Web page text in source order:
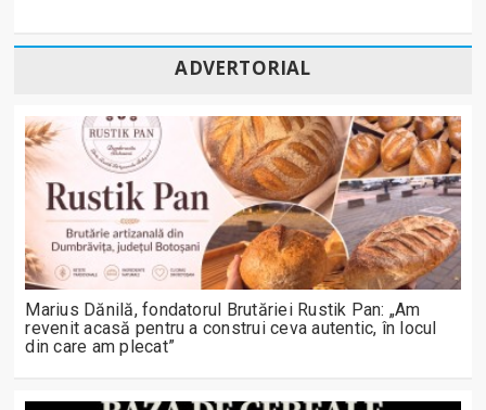
ADVERTORIAL
Marius Dănilă, fondatorul Brutăriei Rustik Pan: „Am
revenit acasă pentru a construi ceva autentic, în locul
din care am plecat”